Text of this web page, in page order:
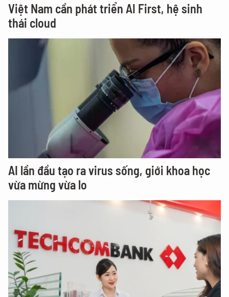
Việt Nam cần phát triển AI First, hệ sinh
thái cloud
AI lần đầu tạo ra virus sống, giới khoa học
vừa mừng vừa lo